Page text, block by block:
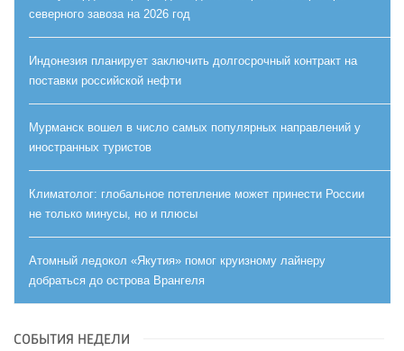
северного завоза на 2026 год
Индонезия планирует заключить долгосрочный контракт на
поставки российской нефти
Мурманск вошел в число самых популярных направлений у
иностранных туристов
Климатолог: глобальное потепление может принести России
не только минусы, но и плюсы
Атомный ледокол «Якутия» помог круизному лайнеру
добраться до острова Врангеля
СОБЫТИЯ НЕДЕЛИ